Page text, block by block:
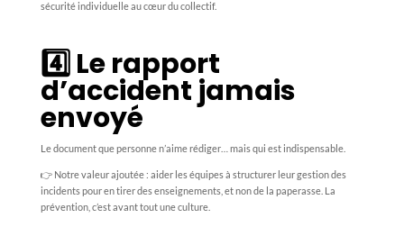
sécurité individuelle au cœur du collectif.
4️⃣ Le rapport
d’accident jamais
envoyé
Le document que personne n’aime rédiger… mais qui est indispensable.
👉 Notre valeur ajoutée : aider les équipes à structurer leur gestion des
incidents pour en tirer des enseignements, et non de la paperasse. La
prévention, c’est avant tout une culture.